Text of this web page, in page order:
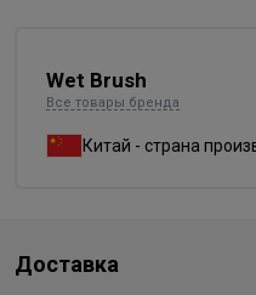
Wet Brush
Все товары бренда
Китай - страна
Доставка